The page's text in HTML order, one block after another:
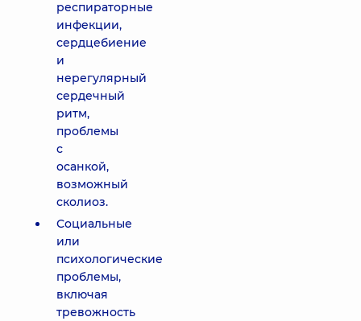
респираторные
инфекции,
сердцебиение
и
нерегулярный
сердечный
ритм,
проблемы
с
осанкой,
возможный
сколиоз.
Социальные
или
психологические
проблемы,
включая
тревожность